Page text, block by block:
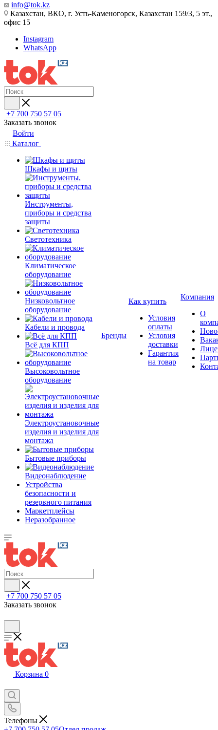
info@tok.kz
Казахстан, ВКО, г. Усть-Каменогорск, Казахстан 159/3, 5 эт.,
офис 15
Instagram
WhatsApp
+7 700 750 57 05
Заказать звонок
Войти
Каталог
Шкафы и щиты
Инструменты,
приборы и средства
защиты
Светотехника
Климатическое
оборудование
Низковольтное
оборудование
Кабели и провода
Всё для КПП
Высоковольтное
оборудование
Электроустановочные
изделия и изделия для
монтажа
Бытовые приборы
Видеонаблюдение
Устройства
безопасности и
резервного питания
Маркетплейсы
Неразобранное
Бренды
Как купить
Условия
оплаты
Условия
доставки
Гарантия
на товар
Компания
О
+7 700 750 57 05
Заказать звонок
Корзина 0
Телефоны